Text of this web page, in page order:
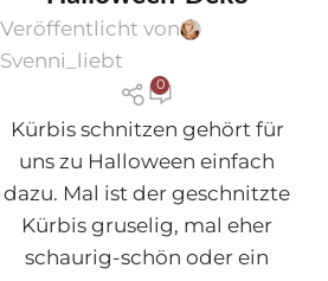
Veröffentlicht von
Svenni_liebt
0
Kürbis schnitzen gehört für
uns zu Halloween einfach
dazu. Mal ist der geschnitzte
Kürbis gruselig, mal eher
schaurig-schön oder ein